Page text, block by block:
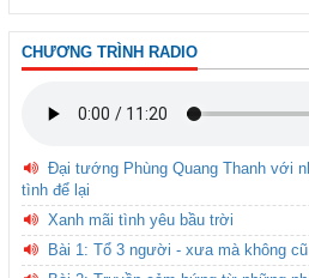
CHƯƠNG TRÌNH RADIO
Đại tướng Phùng Quang Thanh với
tình để lại
Xanh mãi tình yêu bầu trời
Bài 1: Tổ 3 người - xưa mà không cũ